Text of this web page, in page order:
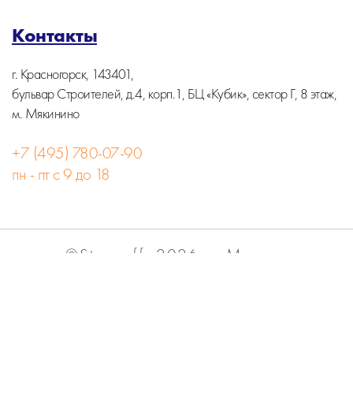
Контакты
г. Красногорск, 143401,
бульвар Строителей, д.4, корп.1, БЦ «Кубик», сектор Г, 8 этаж,
м. Мякинино
+7 (495) 780-07-90
пн - пт с 9 до 18
©Stormoff, 2026, г. Москва